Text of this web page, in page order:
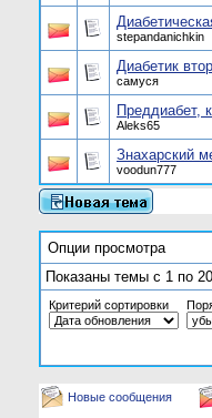
stepandanichkin
Диабетик
самуся
Преддиабет,
Aleks65
Знахарский
voodun777
Опции просмотра
Показаны темы с 1 по
Критерий сортировки
Новые сообщения